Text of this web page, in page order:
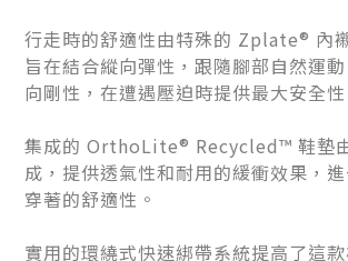
行走時的舒適性由特殊的 Zplate® 內
旨在結合縱向彈性，跟隨腳部自然運
向剛性，在遭遇壓迫時提供最大安全性
集成的 OrthoLite® Recycled™ 鞋墊
成，提供透氣性和耐用的緩衝效果，
穿著的舒適性。
實用的環繞式快速綁帶系統提高了這